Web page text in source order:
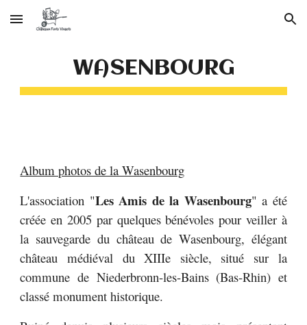
Skip to main content Skip to navigation
WASENBOURG
Album photos de la Wasenbourg
L'association "Les Amis de la Wasenbourg" a été
créée en 2005 par quelques bénévoles pour veiller à
la sauvegarde du château de Wasenbourg, élégant
château médiéval du XIIIe siècle, situé sur la
commune de Niederbronn-les-Bains (Bas-Rhin) et
classé monument historique.